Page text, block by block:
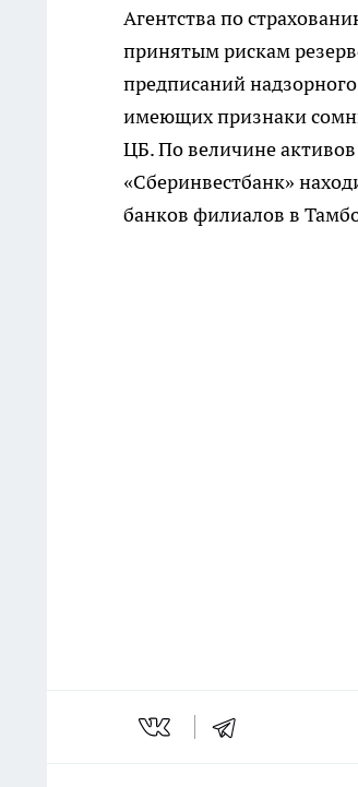
Агентства по
принятым рискам
предписаний
имеющих признаки
ЦБ. По величине
«Сберинвестбанк»
банков филиалов в